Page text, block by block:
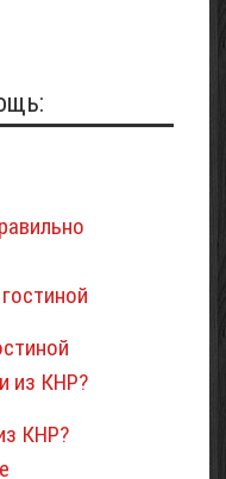
КНР?